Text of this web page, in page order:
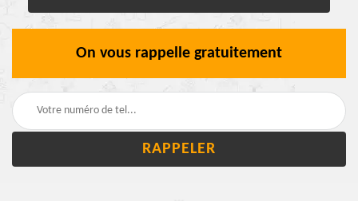
On vous rappelle gratuitement